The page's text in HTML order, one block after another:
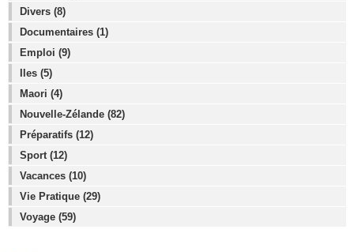
Divers (8)
Documentaires (1)
Emploi (9)
Iles (5)
Maori (4)
Nouvelle-Zélande (82)
Préparatifs (12)
Sport (12)
Vacances (10)
Vie Pratique (29)
Voyage (59)